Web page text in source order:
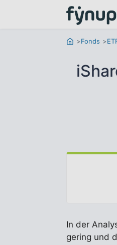
Fonds
In der
gering und